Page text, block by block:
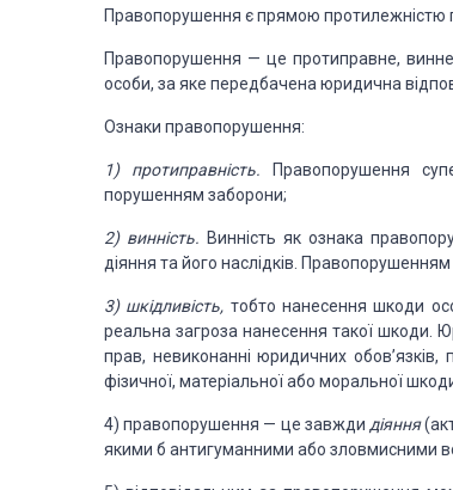
Правопорушення є прямою протилежністю
Правопорушення — це протиправне,
особи, за яке передбачена юридична
Ознаки правопорушення:
1) протиправність. Правопорушення
порушенням заборони;
2) винність. Винність як ознака
діяння та його наслідків. Правопорушенням
3) шкідливість, тобто нанесення шкоди
реальна загроза нанесення такої шкоди.
прав, невиконанні юридичних обов’язків,
фізичної, матеріальної або моральної
4)правопорушення — це завжди діяння
якими б антигуманними або зловмисними